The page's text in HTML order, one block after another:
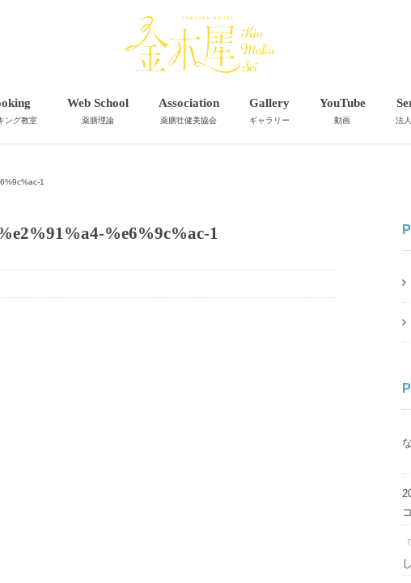
ング教室
Web School
薬膳理論
Association
薬膳壮健美協会
Gallery
ギャラリー
YouTube
動画 法
1
%e6%9c%ac-1